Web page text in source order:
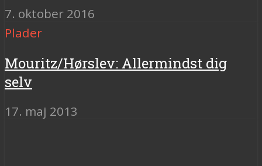
7. oktober 2016
Plader
Mouritz/Hørslev: Allermindst dig
selv
17. maj 2013